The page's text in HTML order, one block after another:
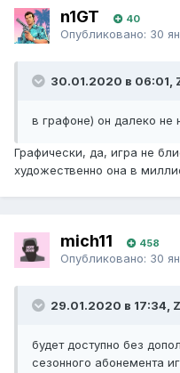
n1GT 40
Опубликовано: 30
30.01.2020 в 06:01,
в графоне) он далеко не
Графически, да, игра не
художественно она в
mich11 458
Опубликовано: 30
29.01.2020 в 17:34,
будет доступно без
сезонного абонемента